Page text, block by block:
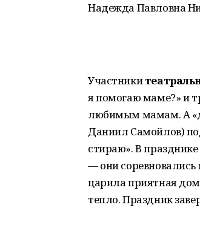
Надежда Павловна
Участники
я помогаю маме?» и
любимым мамам. А
Даниил Самойлов)
стираю». В
— они
царила приятная
тепло. Праздник